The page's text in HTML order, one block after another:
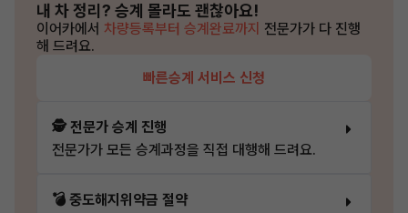
내 차 정리? 승계 몰라도 괜찮아요!
이어카에서 차량등록부터 승계완료까지 전문가가 다 진행
해 드려요.
빠른승계 서비스 신청
🕵️ 전문가 승계 진행
전문가가 모든 승계과정을 직접 대행해 드려요.
💣 중도해지위약금 절약